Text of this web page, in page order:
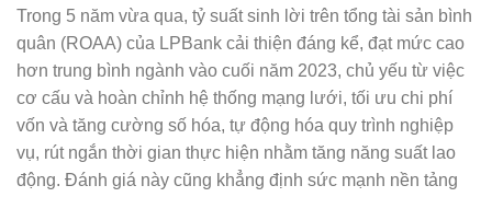
Trong 5 năm vừa qua, tỷ suất sinh lời trên tổng tài sản bình
quân (ROAA) của LPBank cải thiện đáng kể, đạt mức cao
hơn trung bình ngành vào cuối năm 2023, chủ yếu từ việc
cơ cấu và hoàn chỉnh hệ thống mạng lưới, tối ưu chi phí
vốn và tăng cường số hóa, tự động hóa quy trình nghiệp
vụ, rút ngắn thời gian thực hiện nhằm tăng năng suất lao
động. Đánh giá này cũng khẳng định sức mạnh nền tảng